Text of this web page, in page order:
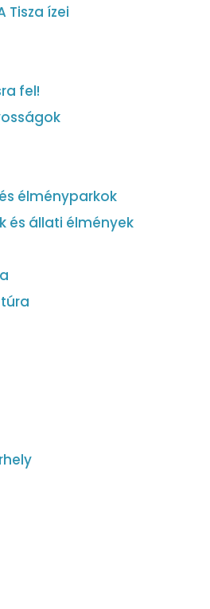
Tisza ízei
fel!
élményparkok
és állati élmények